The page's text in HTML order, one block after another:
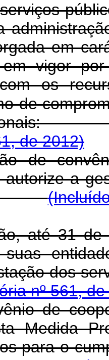
em
vigor
os
de
de 2012)
de
a
até 31 de
suas
nº 561,
de
Medida
para o